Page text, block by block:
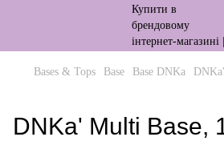
Bases & Tops Base Base DNKa
DNKa' Multi Base,